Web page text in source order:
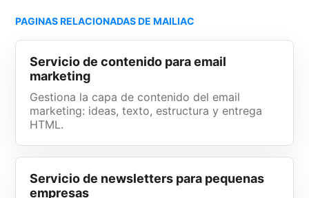
PAGINAS RELACIONADAS DE MAILIAC
Servicio de contenido para email
marketing
Gestiona la capa de contenido del email
marketing: ideas, texto, estructura y entrega
HTML.
Servicio de newsletters para pequenas
empresas